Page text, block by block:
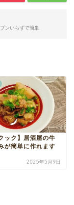
ンいらずで簡単
ック】居酒屋の牛
が簡単に作れます
2025年5月9日